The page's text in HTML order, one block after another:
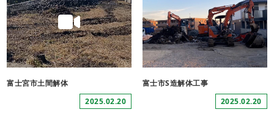
富士宮市土間解体
2025.02.20
富士市S造解体工事
2025.02.20